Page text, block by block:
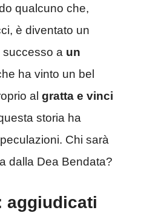
qualcuno che,
è diventato un
successo a un
ha vinto un bel
al gratta e vinci
storia ha
Chi sarà
dalla Dea Bendata?
aggiudicati